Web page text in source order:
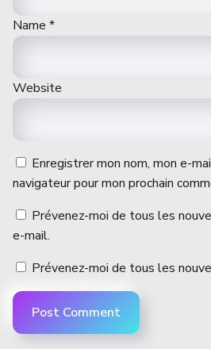
Name *
Website
Enregistrer mon nom, mon e-
navigateur pour mon prochain
Prévenez-moi de tous les
e-mail.
Prévenez-moi de tous les